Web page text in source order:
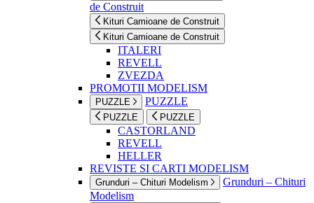
de Construit
Kituri Camioane de Construit
Kituri Camioane de Construit
ITALERI
REVELL
ZVEZDA
PROMOTII MODELISM
PUZZLE PUZZLE
PUZZLE PUZZLE
CASTORLAND
REVELL
HELLER
REVISTE SI CARTI MODELISM
Grunduri – Chituri Modelism
Grunduri – Chituri
Modelism